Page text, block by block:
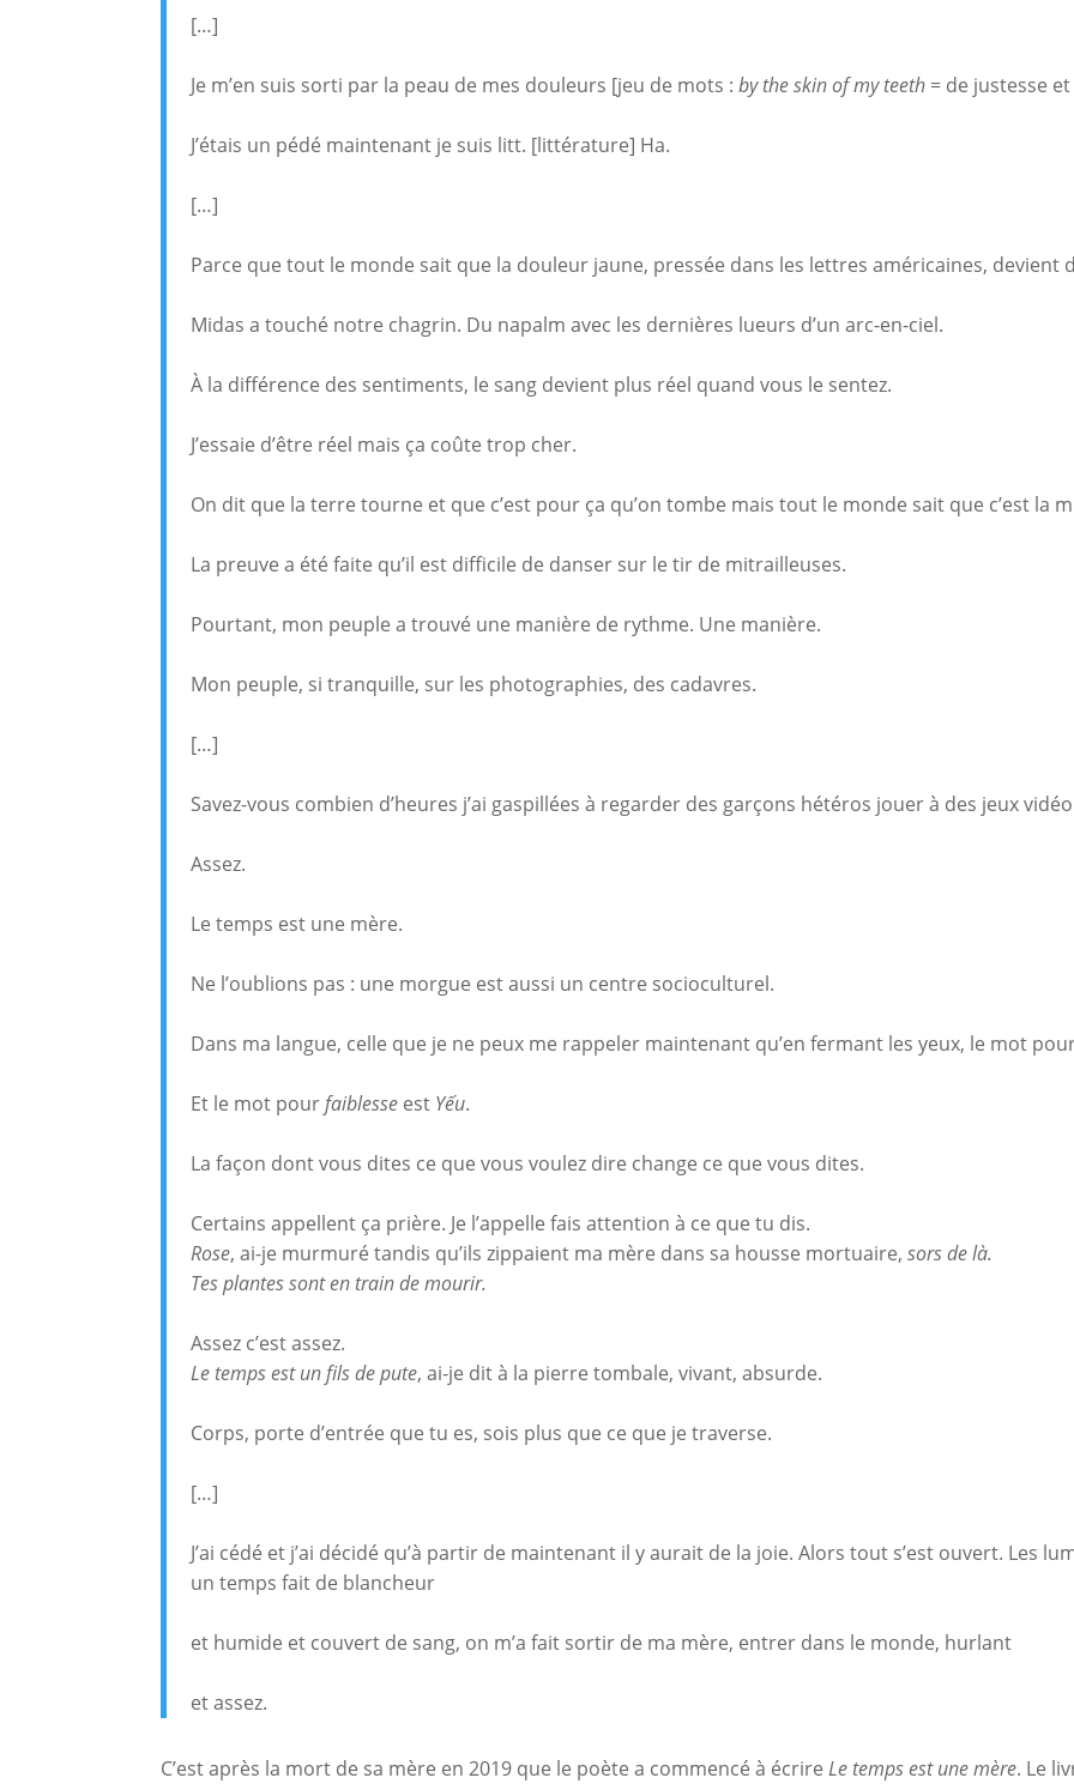
[…]
Je m’en suis sorti par la peau de mes douleurs [jeu de mots :by the skin of my teeth = de justesse
J’étais un pédé maintenant je suis litt. [littérature] Ha.
[…]
Parce que tout le monde sait que la douleur jaune, pressée dans les lettres américaines, devient
Midas a touché notre chagrin. Du napalm avec les dernières lueurs d’un arc-en-ciel.
À la différence des sentiments, le sang devient plus réel quand vous le sentez.
J’essaie d’être réel mais ça coûte trop cher.
On dit que la terre tourne et que c’est pour ça qu’on tombe mais tout le monde sait que c’est la
La preuve a été faite qu’il est difficile de danser sur le tir de mitrailleuses.
Pourtant, mon peuple a trouvé une manière de rythme. Une manière.
Mon peuple, si tranquille, sur les photographies, des cadavres.
[…]
Savez-vous combien d’heures j’ai gaspillées à regarder des garçons hétéros jouer à des jeux
Assez.
Le temps est une mère.
Ne l’oublions pas : une morgue est aussi un centre socioculturel.
Dans ma langue, celle que je ne peux me rappeler maintenant qu’en fermant les yeux, le mot
Et le mot pourfaiblesse est Yếu.
La façon dont vous dites ce que vous voulez dire change ce que vous dites.
Certains appellent ça prière. Je l’appelle fais attention à ce que tu dis.
Rose, ai-je murmuré tandis qu’ils zippaient ma mère dans sa housse mortuaire,sors de là.
Tes plantes sont en train de mourir.
Assez c’est assez.
Le temps est un fils de pute, ai-je dit à la pierre tombale, vivant, absurde.
Corps, porte d’entrée que tu es, sois plus que ce que je traverse.
[…]
J’ai cédé et j’ai décidé qu’à partir de maintenant il y aurait de la joie. Alors tout s’est ouvert. Les
un temps fait de blancheur
et humide et couvert de sang, on m’a fait sortir de ma mère, entrer dans le monde, hurlant
et assez.
C’est après la mort de sa mère en 2019 que le poète a commencé à écrireLe temps est une mère. Le